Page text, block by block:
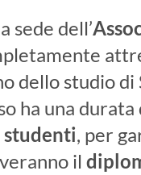
sede dell’
dello studio
ha una durata
studenti, per
il